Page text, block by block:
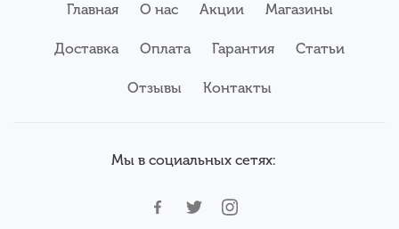
Мониторы
Серверы
Б/у ноутбуки Asus
Б/у ноутбуки Apple
Б/у ноутбуки Samsung
Главная О нас Акции Магазины
Доставка Оплата Гарантия Статьи
Отзывы Контакты
Мы в социальных сетях: